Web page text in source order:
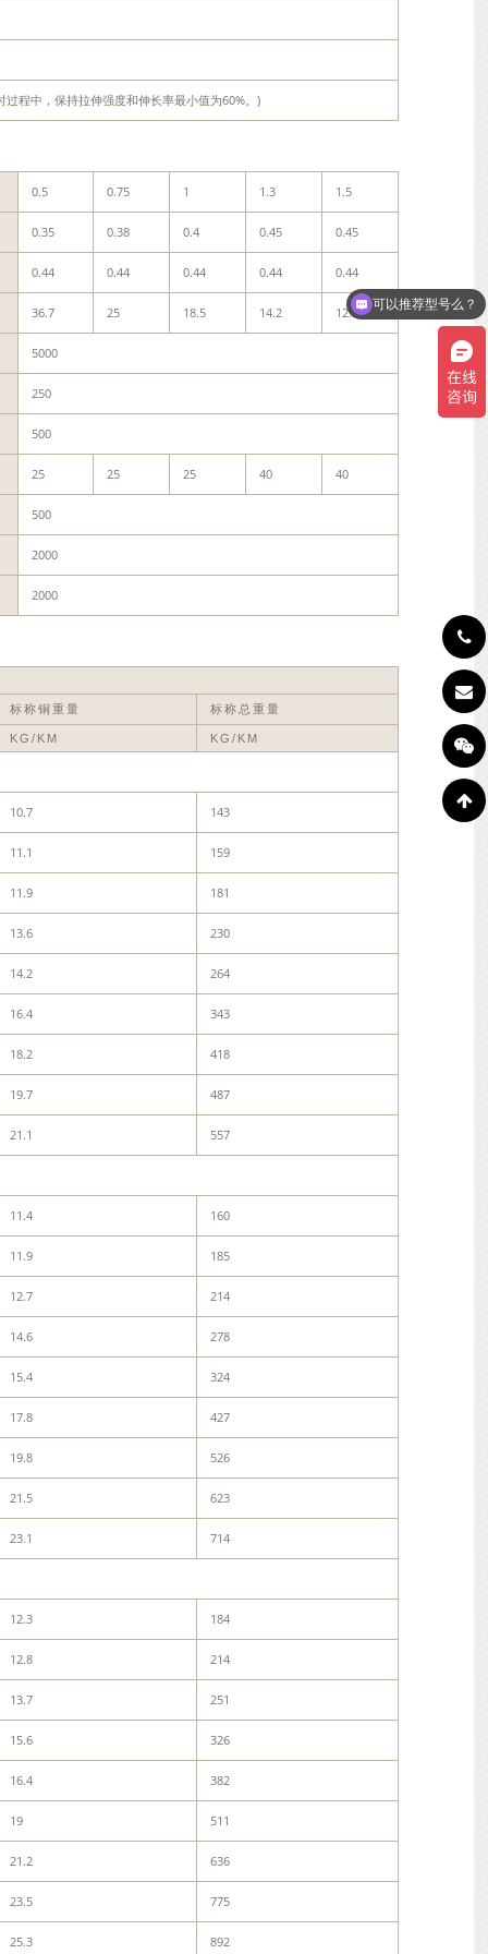
过程中，保持拉伸强度和伸长率最小值为60%。)
0.5 0.75 1 1.3 1.5
0.35 0.38 0.4 0.45 0.45
0.44 0.44 0.44 0.44 0.44
36.7 25 18.5 14.2 12.3
5000
250
500
25 25 25 40 40
500
2000
2000
标称铜重量 标称总重量
KG/KM KG/KM
10.7 143
11.1 159
11.9 181
13.6 230
14.2 264
16.4 343
18.2 418
19.7 487
21.1 557
11.4 160
11.9 185
12.7 214
14.6 278
15.4 324
17.8 427
19.8 526
21.5 623
23.1 714
12.3 184
12.8 214
13.7 251
15.6 326
16.4 382
19 511
21.2 636
23.5 775
25.3 892
可以介绍下你们的产品么？
可以推荐型号么？